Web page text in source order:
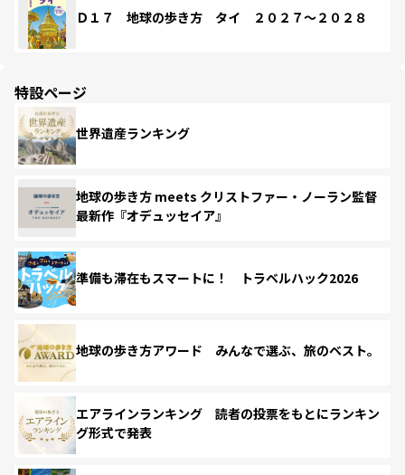
Ｄ１７ 地球の歩き方 タイ ２０２７～２０２８
特設ページ
世界遺産ランキング
地球の歩き方 meets クリストファー・ノーラン監督
最新作『オデュッセイア』
準備も滞在もスマートに！ トラベルハック2026
地球の歩き方アワード みんなで選ぶ、旅のベスト。
エアラインランキング 読者の投票をもとにランキン
グ形式で発表